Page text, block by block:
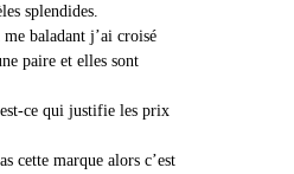
splendides.
baladant j’ai croisé
paire et elles sont
ce qui justifie les prix
cette marque alors c’est